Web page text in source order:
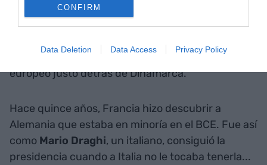
CONFIRM
Data Deletion Data Access Privacy Policy
espectacular, generando superávits fiscales con
los cuales está reduciendo rápidamente su deuda
transición energética que la sitúa en el podio
europeo justo detrás de Dinamarca.
Hace quince años, Francia hizo descubrir a
Alemania que estaba en minoría en el BCE. Fue así
como Mario Draghi, un italiano, consiguió la
presidencia cuando a Italia no le tocaba tenerla...